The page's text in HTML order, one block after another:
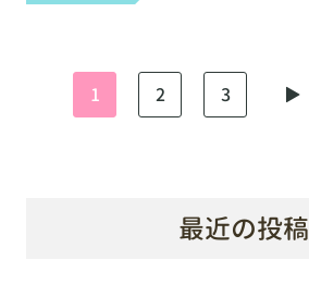
1 2 3 ▶︎
最近の投稿